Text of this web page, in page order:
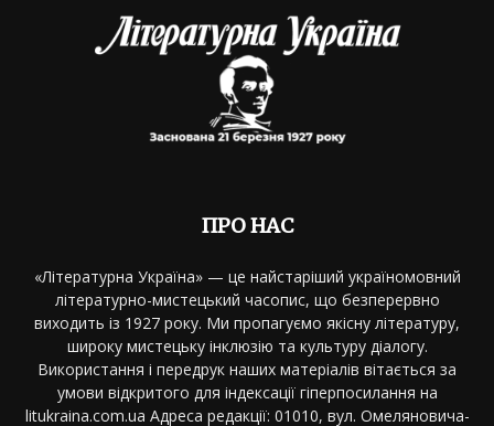
ПРО НАС
«Літературна Україна» — це найстаріший україномовний
літературно-мистецький часопис, що безперервно
виходить із 1927 року. Ми пропагуємо якісну літературу,
широку мистецьку інклюзію та культуру діалогу.
Використання і передрук наших матеріалів вітається за
умови відкритого для індексації гіперпосилання на
litukraina.com.ua Адреса редакції: 01010, вул. Омеляновича-